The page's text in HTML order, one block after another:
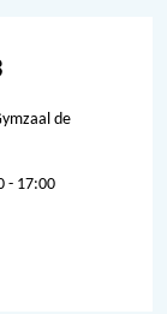
de
- 17:00